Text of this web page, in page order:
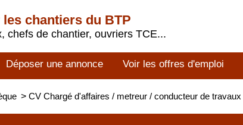
chantiers du BTP
chefs de chantier, ouvriers TCE...
Déposer une annonce Voir les offres d'emploi
> CV Chargé d'affaires / metreur / conducteur de